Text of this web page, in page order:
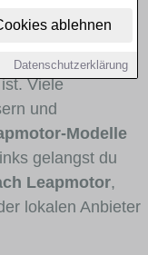
ablehnen
Datenschutzerklärung
stark
im Stadt-
für welche
Viele
und
Modelle
gelangst du
Leapmotor,
lokalen Anbieter